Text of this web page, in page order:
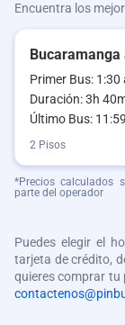
Encuentra los
Bucaramanga
Primer Bus: 1:30
Duración: 3h
Último Bus:
2 Pisos
*Precios calculados
parte del operador
Puedes elegir el
tarjeta de crédito,
quieres comprar tu